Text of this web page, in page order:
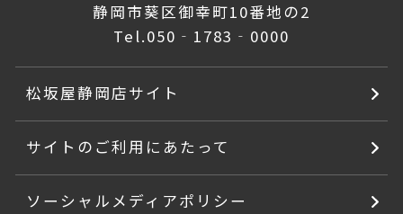
静岡市葵区御幸町10番地の2
Tel.050‐1783‐0000
松坂屋静岡店サイト
サイトのご利用にあたって
ソーシャルメディアポリシー